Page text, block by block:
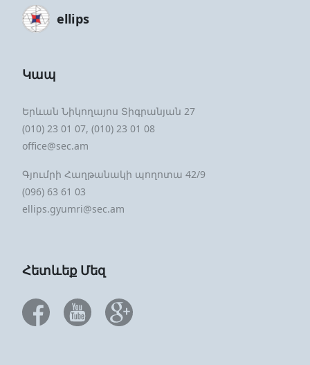
ellips
Կապ
Երևան Նիկողայոս Տիգրանյան 27
(010) 23 01 07, (010) 23 01 08
office@sec.am
Գյումրի Հաղթանակի պողոտա 42/9
(096) 63 61 03
ellips.gyumri@sec.am
Հետևեք Մեզ